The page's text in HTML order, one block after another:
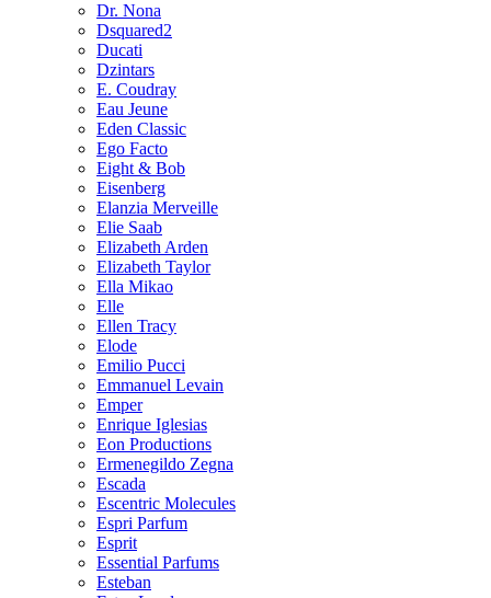
Dr. Nona
Dsquared2
Ducati
Dzintars
E. Coudray
Eau Jeune
Eden Classic
Ego Facto
Eight & Bob
Eisenberg
Elanzia Merveille
Elie Saab
Elizabeth Arden
Elizabeth Taylor
Ella Mikao
Elle
Ellen Tracy
Elode
Emilio Pucci
Emmanuel Levain
Emper
Enrique Iglesias
Eon Productions
Ermenegildo Zegna
Escada
Escentric Molecules
Espri Parfum
Esprit
Essential Parfums
Esteban